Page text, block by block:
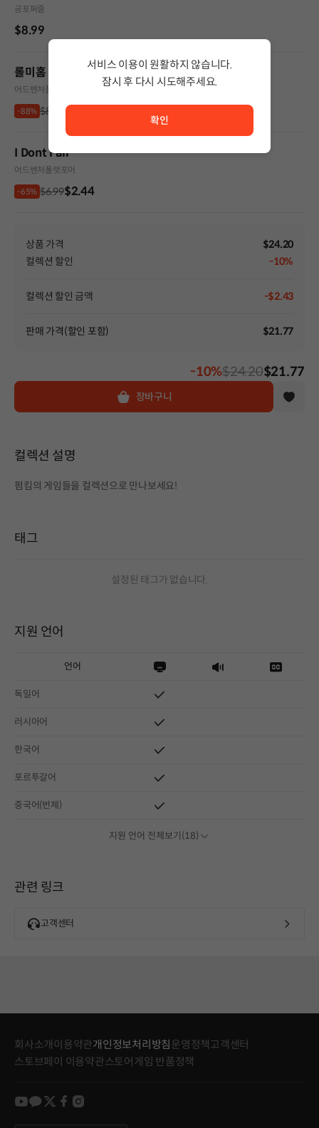
공포 퍼즐
$8.99
롤미홈 (Roll me Home)
어드벤처 플랫포머
-88% $8.99 $0.99
I Dont Fall
어드벤처 플랫포머
-65% $6.99$2.44
상품 가격
$24.20
컬렉션 할인
-10%
컬렉션 할인 금액 -$2.43
판매 가격(할인 포함) $21.77
-10%$24.20$21.77
장바구니
컬렉션 설명
펌킴의 게임들을 컬렉션으로 만나보세요!
태그
설정된 태그가 없습니다.
지원 언어
언어
독일어
러시아어
한국어
포르투갈어
중국어(번체)
지원 언어 전체보기(18)
관련 링크
고객센터
회사소개이용약관개인정보처리방침 운영정책고객센터
스토브페이 이용약관스토어게임 반품정책
youtube
kakao
twitter
facebook
instagram
서비스 이용이 원활하지 않습니다.
잠시 후 다시 시도해주세요.
확인